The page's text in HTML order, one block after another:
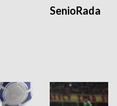
SenioRada